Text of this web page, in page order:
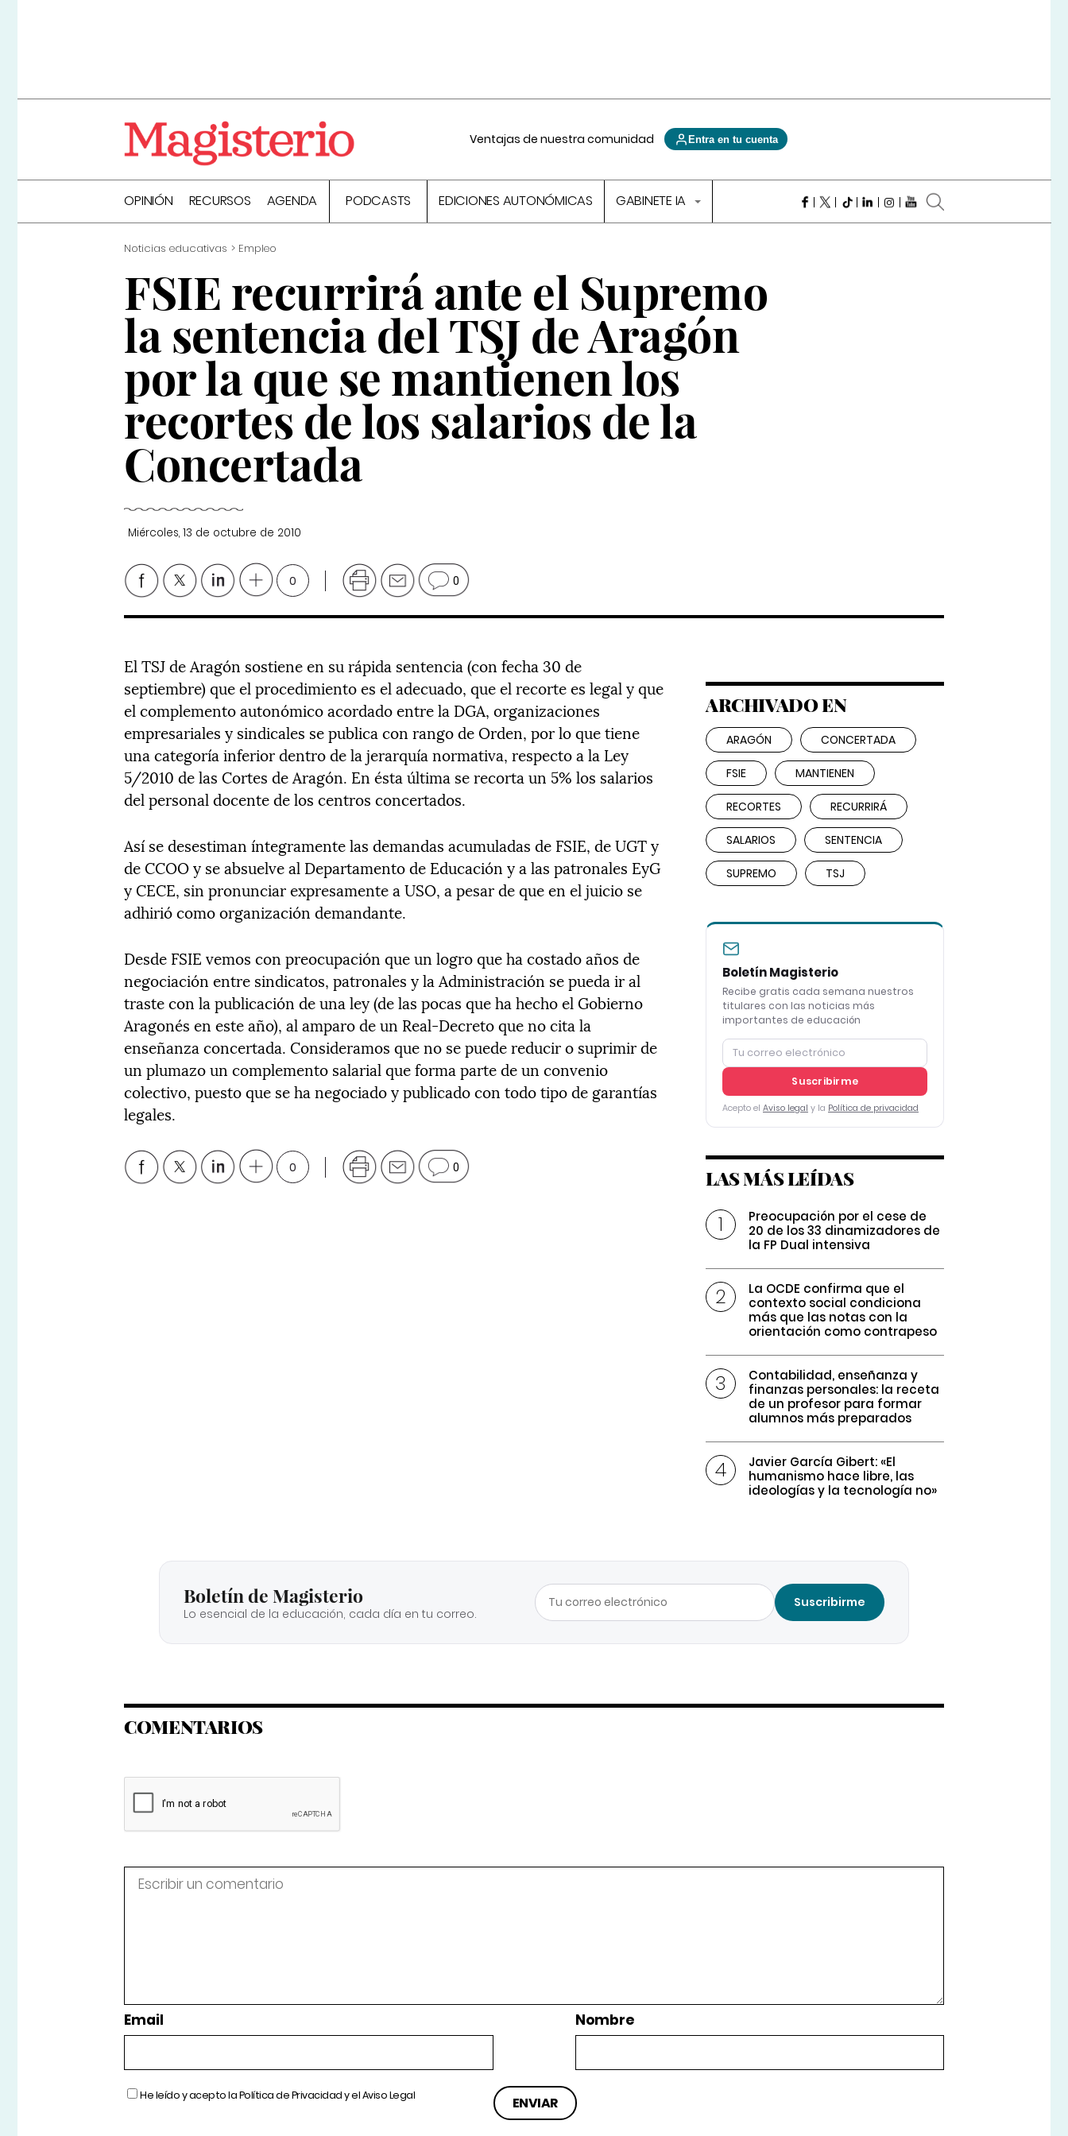
Ventajas de nuestra comunidad Entra en tu cuenta
OPINIÓN RECURSOS AGENDA PODCASTS EDICIONES AUTONÓMICAS GABINETE IA
Noticias educativas Empleo
FSIE recurrirá ante el Supremo
la sentencia del TSJ de Aragón
por la que se mantienen los
recortes de los salarios de la
Concertada
Miércoles, 13 de octubre de 2010
0 0
El TSJ de Aragón sostiene en su rápida sentencia (con fecha 30 de
septiembre) que el procedimiento es el adecuado, que el recorte es legal y que
el complemento autonómico acordado entre la DGA, organizaciones
empresariales y sindicales se publica con rango de Orden, por lo que tiene
una categoría inferior dentro de la jerarquía normativa, respecto a la Ley
5/2010 de las Cortes de Aragón. En ésta última se recorta un 5% los salarios
del personal docente de los centros concertados.
Así se desestiman íntegramente las demandas acumuladas de FSIE, de UGT y
de CCOO y se absuelve al Departamento de Educación y a las patronales EyG
y CECE, sin pronunciar expresamente a USO, a pesar de que en el juicio se
adhirió como organización demandante.
Desde FSIE vemos con preocupación que un logro que ha costado años de
negociación entre sindicatos, patronales y la Administración se pueda ir al
traste con la publicación de una ley (de las pocas que ha hecho el Gobierno
Aragonés en este año), al amparo de un Real-Decreto que no cita la
enseñanza concertada. Consideramos que no se puede reducir o suprimir de
un plumazo un complemento salarial que forma parte de un convenio
colectivo, puesto que se ha negociado y publicado con todo tipo de garantías
legales.
0 0
ARCHIVADO EN
ARAGÓN CONCERTADA
FSIE MANTIENEN
RECORTES RECURRIRÁ
SALARIOS SENTENCIA
SUPREMO TSJ
Boletín Magisterio
Recibe gratis cada semana nuestros
titulares con las noticias más
importantes de educación
Suscribirme
Acepto el Aviso legal y la Política de privacidad
LAS MÁS LEÍDAS
Preocupación por el cese de
20 de los 33 dinamizadores de
la FP Dual intensiva
La OCDE confirma que el
contexto social condiciona
más que las notas con la
orientación como contrapeso
Contabilidad, enseñanza y
finanzas personales: la receta
de un profesor para formar
alumnos más preparados
Javier García Gibert: «El
humanismo hace libre, las
ideologías y la tecnología no»
Boletín de Magisterio
Lo esencial de la educación, cada día en tu correo.
Suscribirme
COMENTARIOS
Email Nombre
He leído y acepto laPolítica de Privacidady elAviso Legal